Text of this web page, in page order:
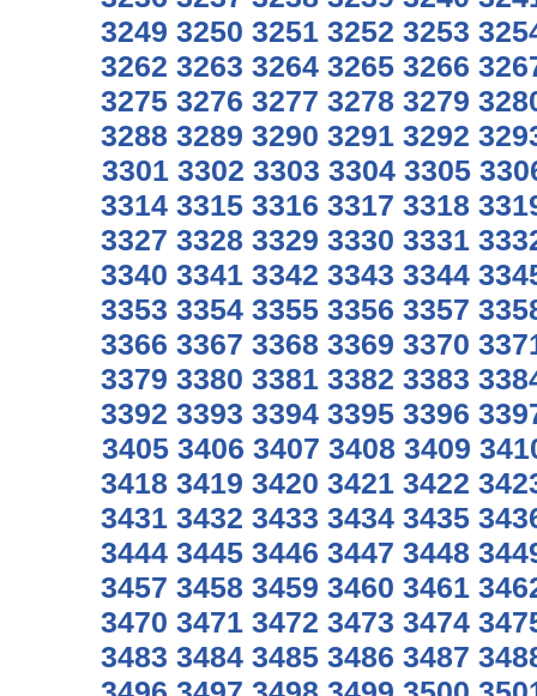
3249 3250 3251 3252 3253
3262 3263 3264 3265 3266
3275 3276 3277 3278 3279
3288 3289 3290 3291 3292
3301 3302 3303 3304 3305
3314 3315 3316 3317 3318
3327 3328 3329 3330 3331
3340 3341 3342 3343 3344
3353 3354 3355 3356 3357
3366 3367 3368 3369 3370
3379 3380 3381 3382 3383
3392 3393 3394 3395 3396
3405 3406 3407 3408 3409
3418 3419 3420 3421 3422
3431 3432 3433 3434 3435
3444 3445 3446 3447 3448
3457 3458 3459 3460 3461
3470 3471 3472 3473 3474
3483 3484 3485 3486 3487